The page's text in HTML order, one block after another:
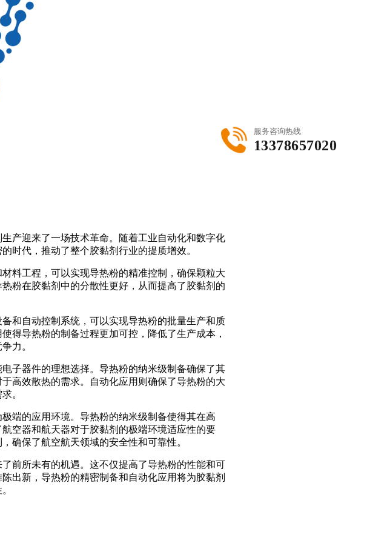
服务咨询热线
13378657020
产迎来了一场技术革命。随着工业自动化和数字化
时代，推动了整个胶黏剂行业的提质增效。
料工程，可以实现导热粉的精准控制，确保颗粒大
粉在胶黏剂中的分散性更好，从而提高了胶黏剂的
和自动控制系统，可以实现导热粉的批量生产和质
得导热粉的制备过程更加可控，降低了生产成本，
力。
子器件的理想选择。导热粉的纳米级制备确保了其
高效散热的需求。自动化应用则确保了导热粉的大
。
端的应用环境。导热粉的纳米级制备使得其在高
空器和航天器对于胶黏剂的极端环境适应性的要
确保了航空航天领域的安全性和可靠性。
前所未有的机遇。这不仅提高了导热粉的性能和可
出新，导热粉的精密制备和自动化应用将为胶黏剂